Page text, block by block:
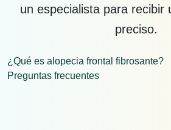
un especialista para recibir
preciso.
¿Qué es alopecia frontal fibrosante?
Preguntas frecuentes